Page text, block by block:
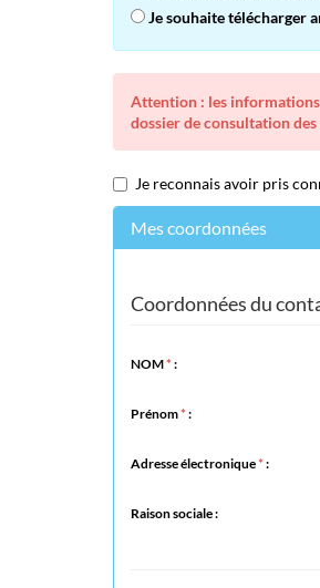
Je souhaite télécharger
Attention : les
dossier de consultation
Je reconnais avoir pris
Mes coordonnées
Coordonnées du
NOM* :
Prénom* :
Adresse électronique* :
Raison sociale :